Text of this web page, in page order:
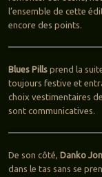
l’ensemble de cette
encore des points.
Blues Pillsprend la
toujours festive et
choix vestimentaires
sont communicatives.
De son côté, Danko
dans le tas sans se